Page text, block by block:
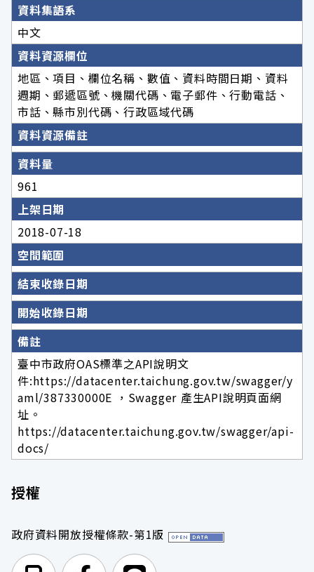
資料集語系
中文
資料資源欄位
地區、項目、欄位名稱、數值、資料時間日期、資料
週期、郵遞區號、機關代碼、電子郵件、行動電話、
市話、縣市別代碼、行政區域代碼
資料資源備註
資料量
961
上架日期
2018-07-18
空間範圍
結束收錄日期
開始收錄日期
備註
臺中市政府OAS標準之API說明文
件:https://datacenter.taichung.gov.tw/swagger/y
aml/387330000E ，Swagger 產生API說明頁面網
址。
https://datacenter.taichung.gov.tw/swagger/api-
docs/
授權
政府資料開放授權條款-第1版